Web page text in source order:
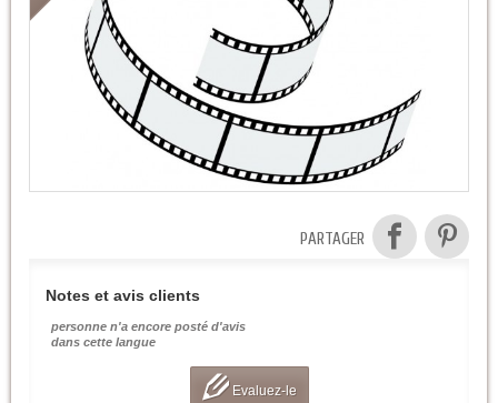
PARTAGER
Notes et avis clients
personne n'a encore posté d'avis
dans cette langue
Evaluez-le